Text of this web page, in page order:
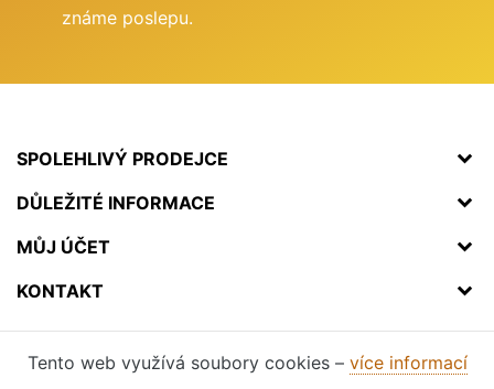
známe poslepu.
SPOLEHLIVÝ PRODEJCE
DŮLEŽITÉ INFORMACE
MŮJ ÚČET
KONTAKT
Tento web využívá soubory cookies – více informací